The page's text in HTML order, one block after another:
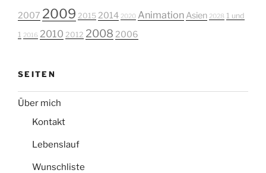
2007 2009 2015 2014 2020 Animation Asien 2028 1 und
1 2016 2010 2012 2008 2006
SEITEN
Über mich
Kontakt
Lebenslauf
Wunschliste